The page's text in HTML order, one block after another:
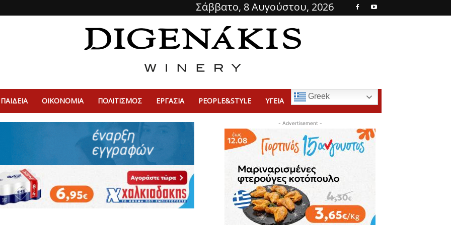
Σάββατο, 8 Αυγούστου, 2026
ΠΑΙΔΕΙΑ ΟΙΚΟΝΟΜΙΑ ΠΟΛΙΤΙΣΜΌΣ ΕΡΓΑΣΙΑ PEOPLE&STYLE ΥΓΕΙΑ Greek
- Advertisement -